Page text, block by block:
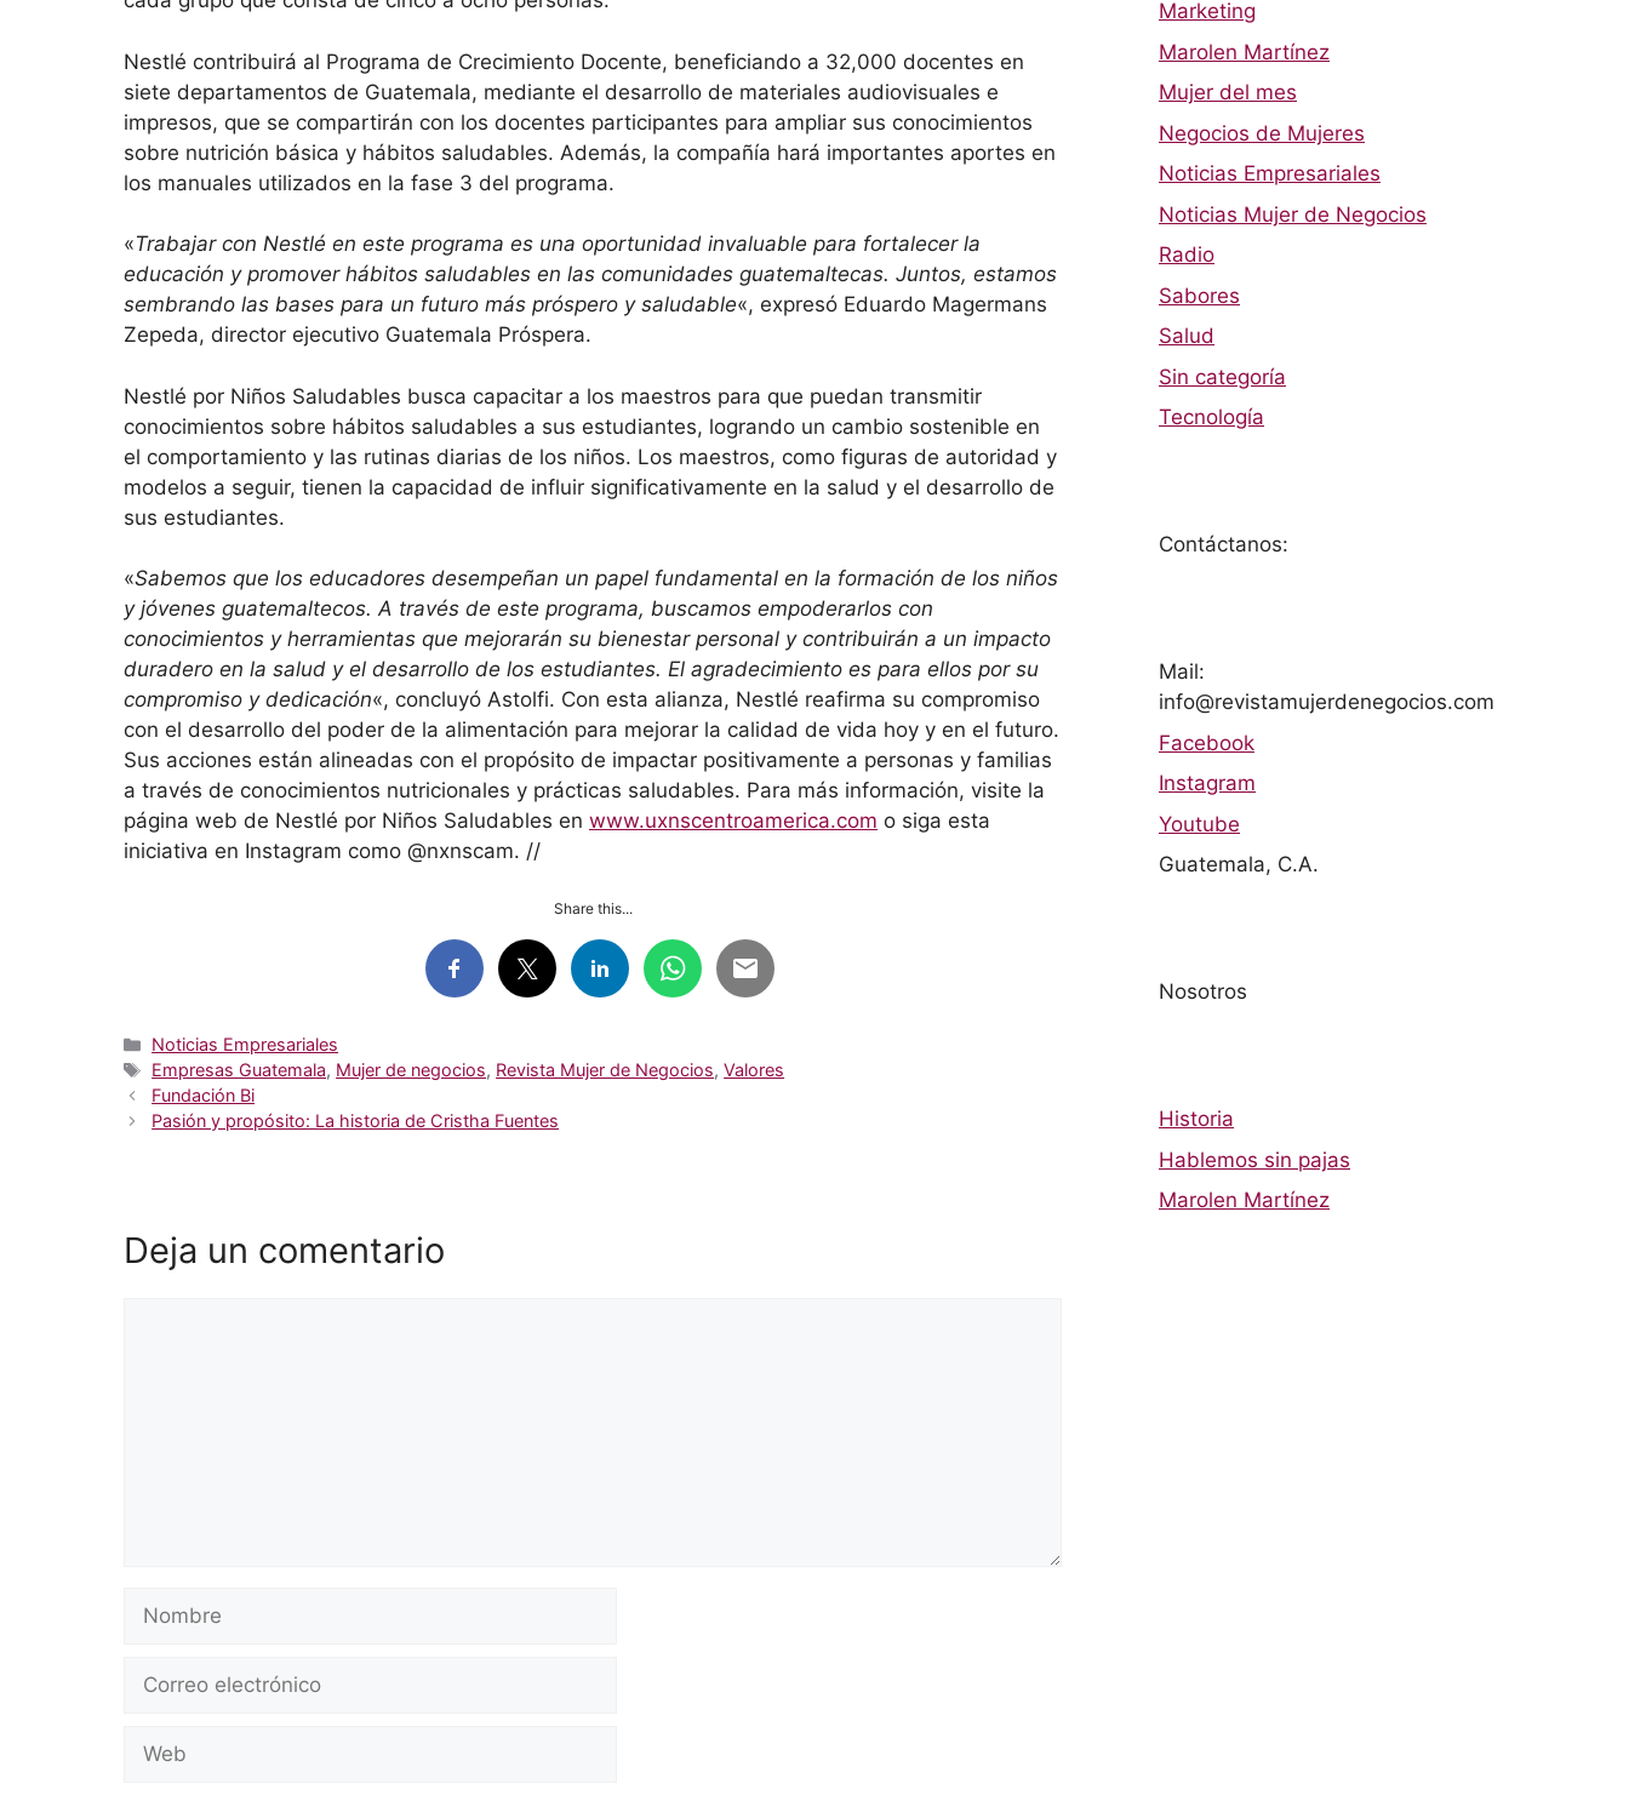
Nestlé contribuirá al Programa de Crecimiento Docente, beneficiando a 32,000 docentes en
siete departamentos de Guatemala, mediante el desarrollo de materiales audiovisuales e
impresos, que se compartirán con los docentes participantes para ampliar sus conocimientos
sobre nutrición básica y hábitos saludables. Además, la compañía hará importantes aportes en
los manuales utilizados en la fase 3 del programa.
«Trabajar con Nestlé en este programa es una oportunidad invaluable para fortalecer la
educación y promover hábitos saludables en las comunidades guatemaltecas. Juntos, estamos
sembrando las bases para un futuro más próspero y saludable«, expresó Eduardo Magermans
Zepeda, director ejecutivo Guatemala Próspera.
Nestlé por Niños Saludables busca capacitar a los maestros para que puedan transmitir
conocimientos sobre hábitos saludables a sus estudiantes, logrando un cambio sostenible en
el comportamiento y las rutinas diarias de los niños. Los maestros, como figuras de autoridad y
modelos a seguir, tienen la capacidad de influir significativamente en la salud y el desarrollo de
sus estudiantes.
«Sabemos que los educadores desempeñan un papel fundamental en la formación de los niños
y jóvenes guatemaltecos. A través de este programa, buscamos empoderarlos con
conocimientos y herramientas que mejorarán su bienestar personal y contribuirán a un impacto
duradero en la salud y el desarrollo de los estudiantes. El agradecimiento es para ellos por su
compromiso y dedicación«, concluyó Astolfi. Con esta alianza, Nestlé reafirma su compromiso
con el desarrollo del poder de la alimentación para mejorar la calidad de vida hoy y en el futuro.
Sus acciones están alineadas con el propósito de impactar positivamente a personas y familias
a través de conocimientos nutricionales y prácticas saludables. Para más información, visite la
página web de Nestlé por Niños Saludables en www.uxnscentroamerica.com o siga esta
iniciativa en Instagram como @nxnscam. //
Share this...
Categorías
Noticias Empresariales
Etiquetas
Empresas Guatemala, Mujer de negocios, Revista Mujer de Negocios,Valores
Fundación Bi
Pasión y propósito: La historia de Cristha Fuentes
Deja un comentario
Nombre
Correo
Web
Marketing
Marolen Martínez
Mujer del mes
Negocios de Mujeres
Noticias Empresariales
Noticias Mujer de Negocios
Radio
Sabores
Salud
Sin categoría
Tecnología
Contáctanos:
Mail:
info@revistamujerdenegocios.com
Facebook
Instagram
Youtube
Guatemala, C.A.
Nosotros
Historia
Hablemos sin pajas
Marolen Martínez